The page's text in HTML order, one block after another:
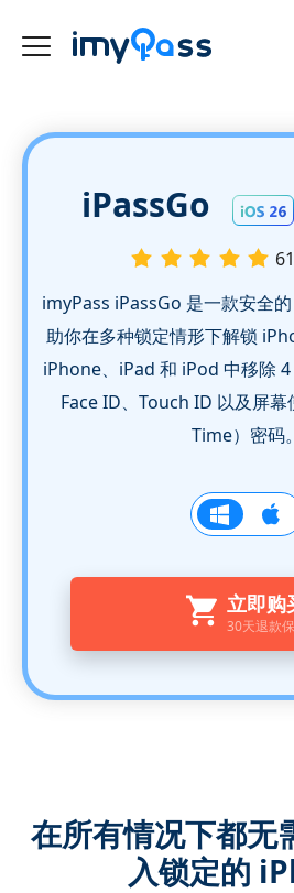
iPassGo
imyPass iPassGo 是一款安全
助你在多种锁定情形下解锁
iPhone、iPad 和 iPod 中移除 4
Face ID、Touch ID 以及屏
Time）密码。
立即购
30天退款
在所有情况下都无
入锁定的